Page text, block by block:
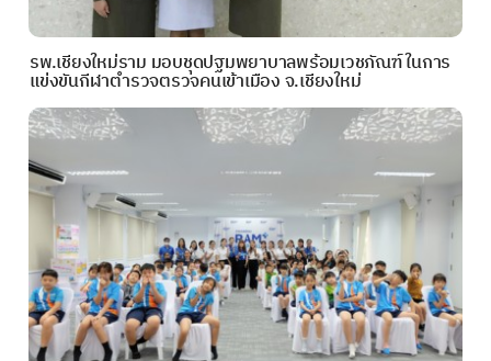
รพ.เชียงใหม่ราม มอบชุดปฐมพยาบาลพร้อมเวชภัณฑ์ ในการ
แข่งขันกีฬาตำรวจตรวจคนเข้าเมือง จ.เชียงใหม่